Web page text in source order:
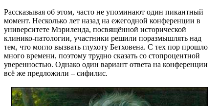
Рассказывая об этом, часто не упоминают один пикантный
момент. Несколько лет назад на ежегодной конференции в
университете Мэриленда, посвящённой исторической
клинико-патологии, участники решили поразмышлять над
тем, что могло вызвать глухоту Бетховена. С тех пор прошло
много времени, поэтому трудно сказать со стопроцентной
уверенностью. Однако один вариант ответа на конференции
всё же предложили – сифилис.